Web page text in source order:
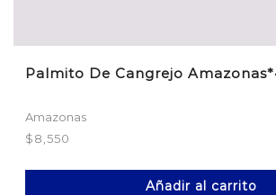
Palmito De Cangrejo
Amazonas
$8,550
Añadir al carrito